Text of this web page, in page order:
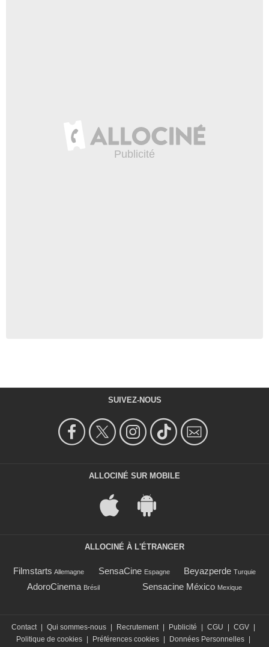
SUIVEZ-NOUS
ALLOCINÉ SUR MOBILE
ALLOCINÉ À L'ÉTRANGER
Filmstarts Allemagne SensaCine Espagne Beyazperde Turquie
AdoroCinema Brésil Sensacine México Mexique
Contact Qui sommes-nous Recrutement Publicité CGU CGV
Politique de cookies
Préférences cookies Données Personnelles